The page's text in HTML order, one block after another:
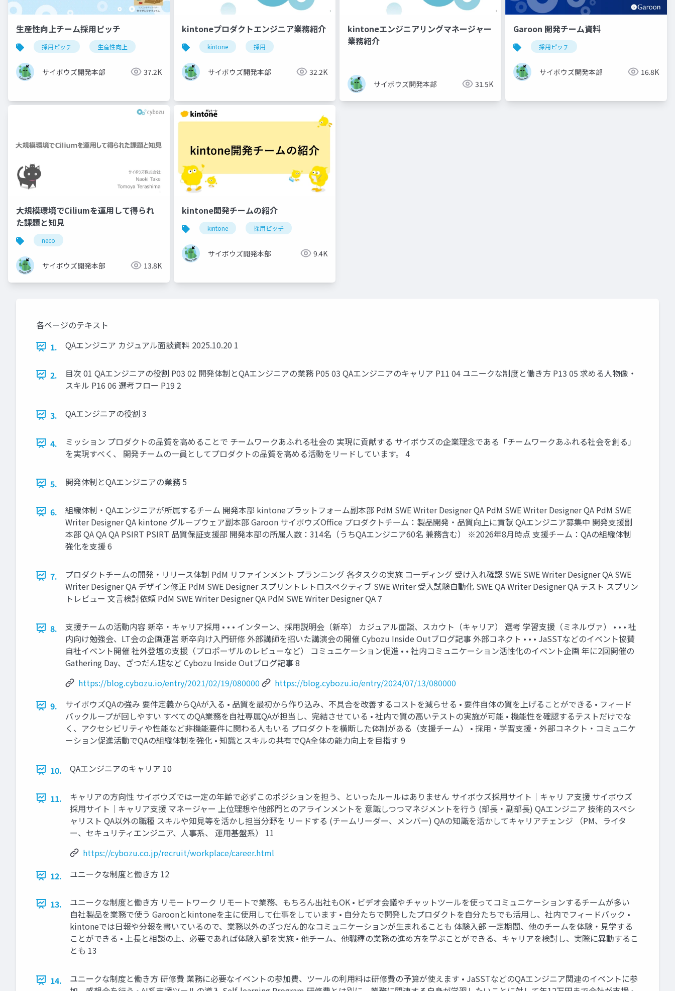
生産性向上チーム採用ピッチ
採用ピッチ 生産性向上
サイボウズ開発本部 37.2K
kintoneプロダクトエンジニア業務紹介
kintone 採用
サイボウズ開発本部 32.2K
kintoneエンジニアリングマネージャー
業務紹介
サイボウズ開発本部 31.5K
Garoon 開発チーム資料
採用ピッチ
サイボウズ開発本部 16.8K
大規模環境でCiliumを運用して得られ
た課題と知見
neco
サイボウズ開発本部 13.8K
kintone開発チームの紹介
kintone 採用ピッチ
サイボウズ開発本部 9.4K
各ページのテキスト
1.
QAエンジニア カジュアル面談資料 2025.10.20 1
2.
目次 01 QAエンジニアの役割 P03 02 開発体制とQAエンジニアの業務 P05 03 QAエンジニアのキャリア P11 04 ユニークな制度と働き方 P13 05 求める人物像・
スキル P16 06 選考フロー P19 2
3. QAエンジニアの役割 3
4.
ミッション プロダクトの品質を高めることで チームワークあふれる社会の 実現に貢献する サイボウズの企業理念である「チームワークあふれる社会を創る」
を実現すべく、 開発チームの一員としてプロダクトの品質を高める活動をリードしています。 4
5. 開発体制とQAエンジニアの業務 5
6.
組織体制・QAエンジニアが所属するチーム 開発本部 kintoneプラットフォーム副本部 PdM SWE Writer Designer QA PdM SWE Writer Designer QA PdM SWE
Writer Designer QA kintone グループウェア副本部 Garoon サイボウズOffice プロダクトチーム：製品開発・品質向上に貢献 QAエンジニア募集中 開発支援副
本部 QA QA QA PSIRT PSIRT 品質保証支援部 開発本部の所属人数：314名（うちQAエンジニア60名 兼務含む） ※2026年8月時点 支援チーム：QAの組織体制
強化を支援 6
7.
プロダクトチームの開発・リリース体制 PdM リファインメント プランニング 各タスクの実施 コーディング 受け入れ確認 SWE SWE Writer Designer QA SWE
Writer Designer QA デザイン修正 PdM SWE Designer スプリントレトロスペクティブ SWE Writer 受入試験自動化 SWE QA Writer Designer QA テスト スプリン
トレビュー 文言検討依頼 PdM SWE Writer Designer QA PdM SWE Writer Designer QA 7
8.
支援チームの活動内容 新卒・キャリア採用 • • • インターン、採用説明会（新卒） カジュアル面談、スカウト（キャリア） 選考 学習支援（ミネルヴァ） • • • 社
内向け勉強会、LT会の企画運営 新卒向け入門研修 外部講師を招いた講演会の開催 Cybozu Inside Outブログ記事 外部コネクト • • • JaSSTなどのイベント協賛
自社イベント開催 社外登壇の支援（プロポーザルのレビューなど） コミュニケーション促進 • • 社内コミュニケーション活性化のイベント企画 年に2回開催の
Gathering Day、ざつだん班など Cybozu Inside Outブログ記事 8
https://blog.cybozu.io/entry/2021/02/19/080000
https://blog.cybozu.io/entry/2024/07/13/080000
9.
サイボウズQAの強み 要件定義からQAが入る • 品質を最初から作り込み、不具合を改善するコストを減らせる • 要件自体の質を上げることができる • フィード
バックループが回しやすい すべてのQA業務を自社専属QAが担当し、完結させている • 社内で質の高いテストの実施が可能 • 機能性を確認するテストだけでな
く、アクセシビリティや性能など非機能要件に関わる人もいる プロダクトを横断した体制がある（支援チーム） • 採用・学習支援・外部コネクト・コミュニケ
ーション促進活動でQAの組織体制を強化 • 知識とスキルの共有でQA全体の能力向上を目指す 9
10. QAエンジニアのキャリア 10
11.
キャリアの方向性 サイボウズでは一定の年齢で必ずこのポジションを担う、といったルールはありません サイボウズ採用サイト｜キャリ ア支援 サイボウズ
採用サイト｜キャリア支援 マネージャー 上位理想や他部門とのアラインメントを 意識しつつマネジメントを行う (部長・副部長) QAエンジニア 技術的スペシ
ャリスト QA以外の職種 スキルや知見等を活かし担当分野を リードする (チームリーダー、メンバー) QAの知識を活かしてキャリアチェンジ （PM、ライタ
ー、セキュリティエンジニア、人事系、 運用基盤系） 11
https://cybozu.co.jp/recruit/workplace/career.html
12.
ユニークな制度と働き方 12
13.
ユニークな制度と働き方 リモートワーク リモートで業務、もちろん出社もOK • ビデオ会議やチャットツールを使ってコミュニケーションするチームが多い
自社製品を業務で使う Garoonとkintoneを主に使用して仕事をしています • 自分たちで開発したプロダクトを自分たちでも活用し、社内でフィードバック •
kintoneでは日報や分報を書いているので、業務以外のざつだん的なコミュニケーションが生まれることも 体験入部 一定期間、他のチームを体験・見学する
ことができる • 上長と相談の上、必要であれば体験入部を実施 • 他チーム、他職種の業務の進め方を学ぶことができる、キャリアを検討し、実際に異動するこ
とも 13
14.
ユニークな制度と働き方 研修費 業務に必要なイベントの参加費、ツールの利用料は研修費の予算が使えます • JaSSTなどのQAエンジニア関連のイベントに参